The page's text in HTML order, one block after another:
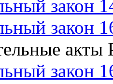
закон
закон
закон